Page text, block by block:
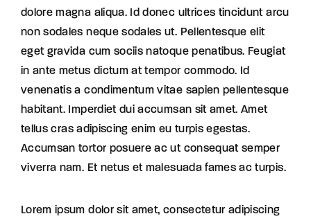
dolore magna aliqua. Id donec ultrices tincidunt arcu
non sodales neque sodales ut. Pellentesque elit
eget gravida cum sociis natoque penatibus. Feugiat
in ante metus dictum at tempor commodo. Id
venenatis a condimentum vitae sapien pellentesque
habitant. Imperdiet dui accumsan sit amet. Amet
tellus cras adipiscing enim eu turpis egestas.
Accumsan tortor posuere ac ut consequat semper
viverra nam. Et netus et malesuada fames ac turpis.
Lorem ipsum dolor sit amet, consectetur adipiscing